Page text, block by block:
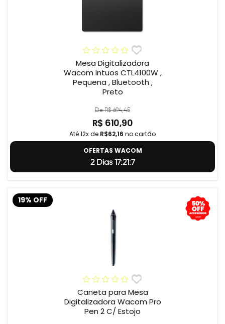
Mesa Digitalizadora
Wacom Intuos CTL4100W ,
Pequena , Bluetooth ,
Preto
De R$ 694,45
R$ 610,90
Até 12x de R$62,16 no cartão
OFERTAS WACOM
2 Dias 17:21:6
19% OFF
Caneta para Mesa
Digitalizadora Wacom Pro
Pen 2 C/ Estojo